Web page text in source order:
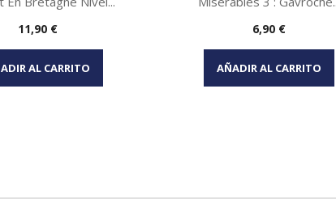
Vista rápida
Precio
11,90 €
AL CARRITO
Vista rápida
Precio
6,90 €
AÑADIR AL CARRITO